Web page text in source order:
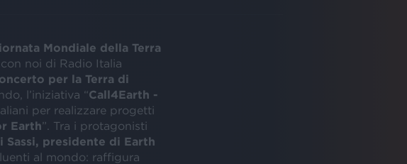
Mondiale della Terra
, con noi di Radio Italia
per la Terra di
l’iniziativa “Call4Earth -
per realizzare progetti
Earth”. Tra i protagonisti
Sassi, presidente di Earth
al mondo: raffigura